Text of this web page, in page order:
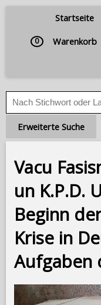
Startseite
0 Warenkorb
Erweiterte Suche
Vacu
un K.P.D.
Beginn
Krise in
Aufgaben